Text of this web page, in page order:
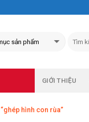
GIỚI THIỆU
hình con rùa”